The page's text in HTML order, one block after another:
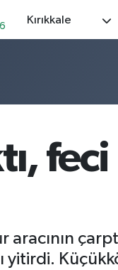
Kırıkkale
feci
yitirdi.